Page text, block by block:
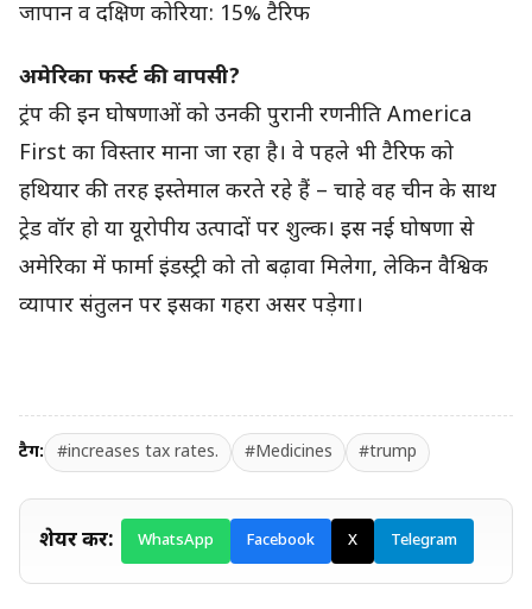
जापान व दक्षिण कोरिया: 15% टैरिफ
अमेरिका फर्स्ट की वापसी?
ट्रंप की इन घोषणाओं को उनकी पुरानी रणनीति America
First का विस्तार माना जा रहा है। वे पहले भी टैरिफ को
हथियार की तरह इस्तेमाल करते रहे हैं – चाहे वह चीन के साथ
ट्रेड वॉर हो या यूरोपीय उत्पादों पर शुल्क। इस नई घोषणा से
अमेरिका में फार्मा इंडस्ट्री को तो बढ़ावा मिलेगा, लेकिन वैश्विक
व्यापार संतुलन पर इसका गहरा असर पड़ेगा।
टैग: #increases tax rates. #Medicines #trump
शेयर करें: WhatsApp Facebook X Telegram